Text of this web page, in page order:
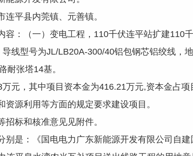
平县内莞镇、元善镇。
：（一）变电工程，110千伏连平站扩建110
线型号为JL/LB20A-300/40铝包钢芯铝绞线，
耐张塔14基。
，其中项目资本金为416.21万元,资本金占项
源利用等方面的规定要求建设项目。
标和核准意见见附件。
是：《国电电力广东新能源开发有限公司自建